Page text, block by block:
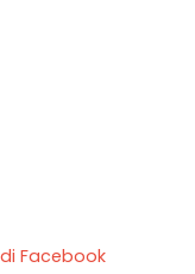
Facebook